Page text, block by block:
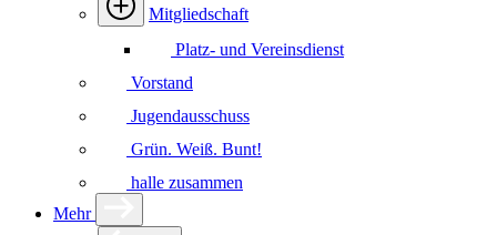
Mitgliedschaft
Platz- und Vereinsdienst
Vorstand
Jugendausschuss
Grün. Weiß. Bunt!
halle zusammen
Mehr